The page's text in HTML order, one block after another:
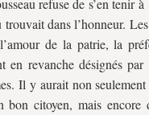
refuse de s’en tenir
dans l’honneur.
de la patrie, la
revanche désignés par
Il y aurait non
citoyen, mais encore